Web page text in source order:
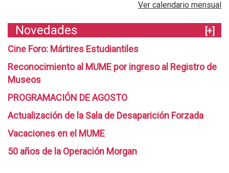
Ver calendario mensual
Novedades
[+]
Cine Foro: Mártires Estudiantiles
Reconocimiento al MUME por ingreso al Registro de
Museos
PROGRAMACIÓN DE AGOSTO
Actualización de la Sala de Desaparición Forzada
Vacaciones en el MUME
50 años de la Operación Morgan